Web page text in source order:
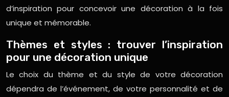
d’inspiration pour concevoir une décoration à la fois
unique et mémorable.
Thèmes et styles : trouver l’inspiration
pour une décoration unique
Le choix du thème et du style de votre décoration
dépendra de l’événement, de votre personnalité et de